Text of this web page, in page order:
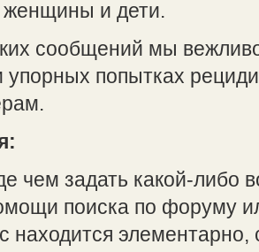
женщины и дети.
сообщений мы
упорных попытках
чем задать какой-либо
поиска по форуму
находится элементарно,